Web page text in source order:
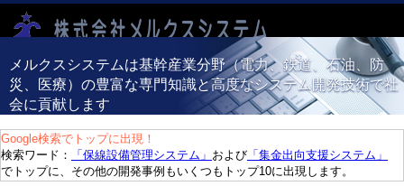
メルクスシステムは基幹産業分野（電力、鉄道、石油、防
災、医療）の豊富な専門知識と高度なシステム開発技術で社
会に貢献します
Google検索でトップに出現！
検索ワード：
「保線設備管理システム」 および 「集金出向支援システム」
でトップに、その他の開発事例もいくつもトップ10に出現します。